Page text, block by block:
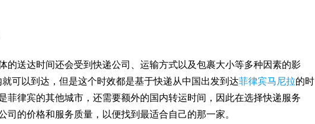
的送达时间还会受到快递公司、运输方式以及包裹大小等多种因素的影
可以到达，但是这个时效都是基于快递从中国出发到达菲律宾马尼拉的时
菲律宾的其他城市，还需要额外的国内转运时间，因此在选择快递服务
司的价格和服务质量，以便找到最适合自己的那一家。